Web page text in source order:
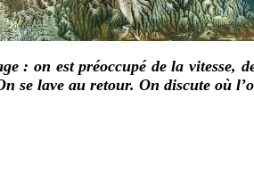
: on est préoccupé de la
se lave au retour. On discute où